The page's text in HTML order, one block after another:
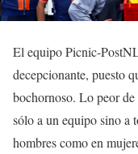
El equipo Picnic-
decepcionante, puesto
bochornoso. Lo peor
sólo a un equipo sino a
hombres como en